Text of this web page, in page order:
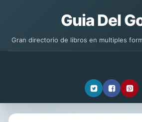
Guia Del
Gran directorio de libros en multiples